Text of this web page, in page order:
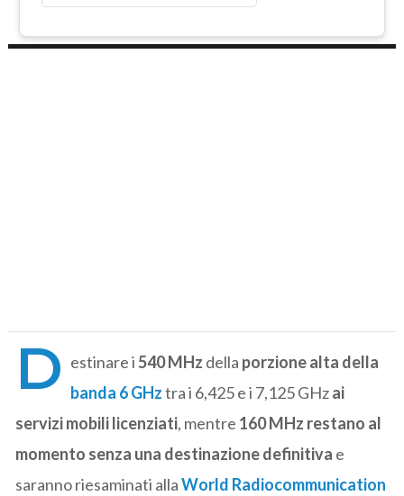
D estinare i540 MHz della porzione alta della
banda 6 GHztra i 6,425 e i 7,125 GHzai
servizi mobili licenziati, mentre 160 MHz restano al
momento senza una destinazione definitiva e
saranno riesaminati allaWorld Radiocommunication